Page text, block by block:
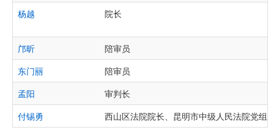
杨越
院长
邝昕
陪审员
东门丽
陪审员
孟阳
审判长
付锡勇
西山区法院院长、昆明市中级人民法院党组